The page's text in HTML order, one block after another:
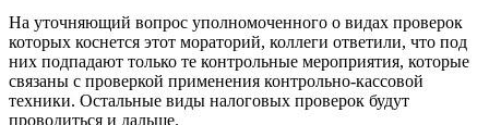
На уточняющий вопрос уполномоченного о видах проверок
которых коснется этот мораторий, коллеги ответили, что под
них подпадают только те контрольные мероприятия, которые
связаны с проверкой применения контрольно-кассовой
техники. Остальные виды налоговых проверок будут
проводиться и дальше.